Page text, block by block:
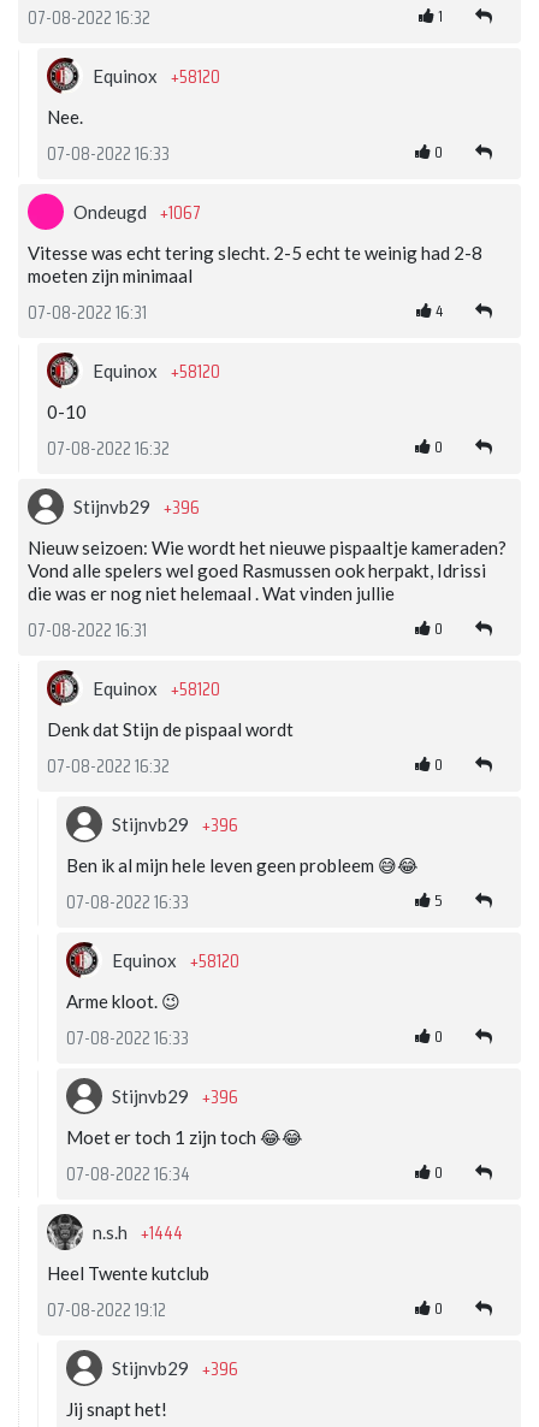
07-08-2022 16:32 1
Equinox +58120
Nee.
07-08-2022 16:33 0
Ondeugd +1067
Vitesse was echt tering slecht. 2-5 echt te weinig had 2-8
moeten zijn minimaal
07-08-2022 16:31 4
Equinox +58120
0-10
07-08-2022 16:32 0
Stijnvb29 +396
Nieuw seizoen: Wie wordt het nieuwe pispaaltje kameraden?
Vond alle spelers wel goed Rasmussen ook herpakt, Idrissi
die was er nog niet helemaal . Wat vinden jullie
07-08-2022 16:31 0
Equinox +58120
Denk dat Stijn de pispaal wordt
07-08-2022 16:32 0
Stijnvb29 +396
Ben ik al mijn hele leven geen probleem 😅😂
07-08-2022 16:33 5
Equinox +58120
Arme kloot. 😉
07-08-2022 16:33 0
Stijnvb29 +396
Moet er toch 1 zijn toch 😂😂
07-08-2022 16:34 0
n.s.h +1444
Heel Twente kutclub
07-08-2022 19:12 0
Stijnvb29 +396
Jij snapt het!